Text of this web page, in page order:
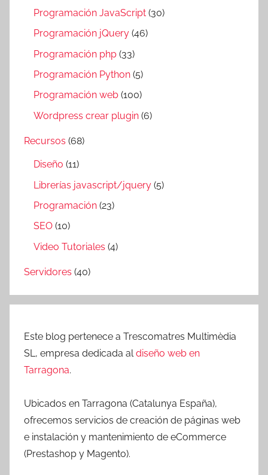
Programación JavaScript (30)
Programación jQuery (46)
Programación php (33)
Programación Python (5)
Programación web (100)
Wordpress crear plugin (6)
Recursos (68)
Diseño (11)
Librerías javascript/jquery (5)
Programación (23)
SEO (10)
Video Tutoriales (4)
Servidores (40)
Este blog pertenece a Trescomatres Multimèdia
SL, empresa dedicada aldiseño web en
Tarragona.
Ubicados en Tarragona (Catalunya España),
ofrecemos servicios de creación de páginas web
e instalación y mantenimiento de eCommerce
(Prestashop y Magento).